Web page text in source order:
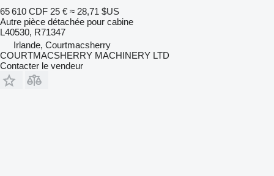
65 610 CDF 25 € ≈ 28,71 $US
Autre pièce détachée pour cabine
L40530, R71347
Irlande, Courtmacsherry
COURTMACSHERRY MACHINERY LTD
Contacter le vendeur